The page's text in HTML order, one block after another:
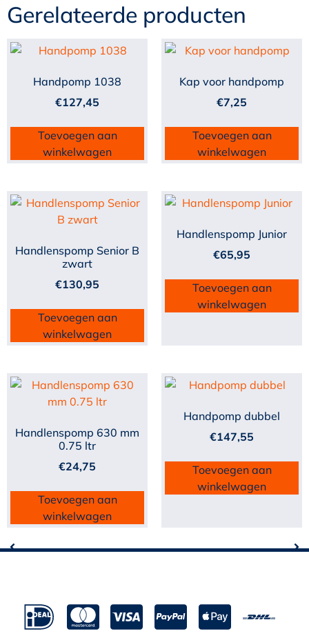
Gerelateerde producten
Handpomp 1038
€127,45
Toevoegen aan
winkelwagen
Kap voor handpomp
€7,25
Toevoegen aan
winkelwagen
Handlenspomp Senior B
zwart
€130,95
Toevoegen aan
winkelwagen
Handlenspomp Junior
€65,95
Toevoegen aan
winkelwagen
Handlenspomp 630 mm
0.75 ltr
€24,75
Toevoegen aan
winkelwagen
Handpomp dubbel
€147,55
Toevoegen aan
winkelwagen